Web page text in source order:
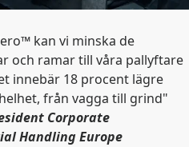
kan vi minska de
och ramar till våra pallyftare
innebär 18 procent lägre
från vagga till grind"
Corporate
Handling Europe